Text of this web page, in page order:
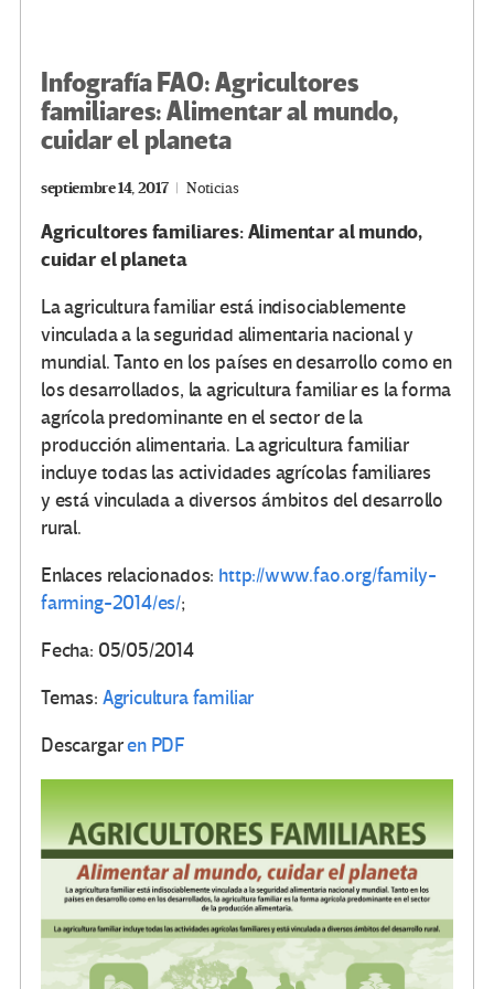
Infografía FAO: Agricultores
familiares: Alimentar al mundo,
cuidar el planeta
septiembre 14, 2017 Noticias
Agricultores familiares: Alimentar al mundo,
cuidar el planeta
La agricultura familiar está indisociablemente
vinculada a la seguridad alimentaria nacional y
mundial. Tanto en los países en desarrollo como en
los desarrollados, la agricultura familiar es la forma
agrícola predominante en el sector de la
producción alimentaria. La agricultura familiar
incluye todas las actividades agrícolas familiares
y está vinculada a diversos ámbitos del desarrollo
rural.
Enlaces relacionados: http://www.fao.org/family-
farming-2014/es/;
Fecha: 05/05/2014
Temas: Agricultura familiar
Descargaren PDF